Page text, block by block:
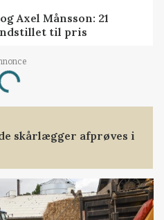
Axel Månsson: 21
til pris
skårlægger afprøves i